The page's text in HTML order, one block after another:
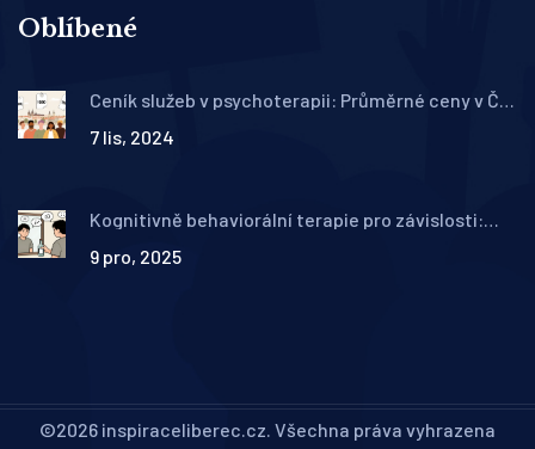
Oblíbené
Ceník služeb v psychoterapii: Průměrné ceny v ČR
7 lis, 2024
Kognitivně behaviorální terapie pro závislosti:
9 pro, 2025
©2026 inspiraceliberec.cz. Všechna práva vyhrazena